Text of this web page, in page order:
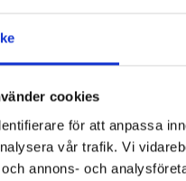
cookies
för att anpassa
vår trafik. Vi
annons- och